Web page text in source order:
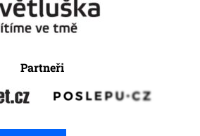
Partneři